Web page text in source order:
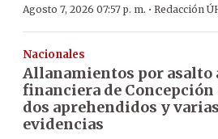
Agosto 7, 2026 07:57 p. m. · Redacción
Nacionales
Allanamientos por asalto
financiera de Concepción
dos aprehendidos y varias
evidencias